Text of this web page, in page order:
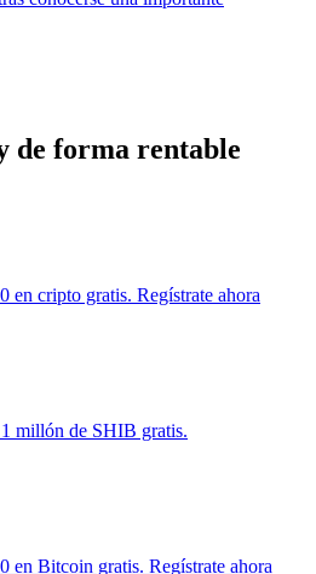
de forma rentable
en cripto gratis. Regístrate ahora
millón de SHIB gratis.
en Bitcoin gratis. Regístrate ahora